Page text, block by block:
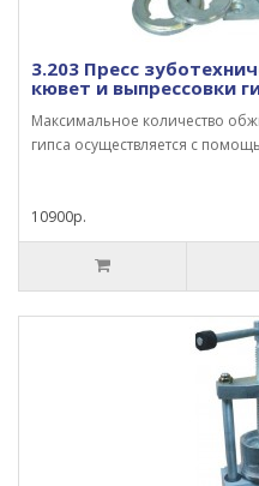
3.203 Пресс
кювет и выпрессовки
Максимальное количество
гипса оcуществляется с
10900р.